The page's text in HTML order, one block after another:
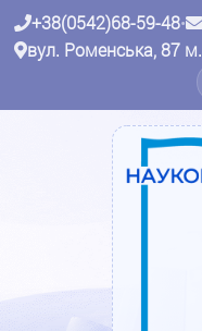
+38(0542)68-59-48•
вул. Роменська, 87